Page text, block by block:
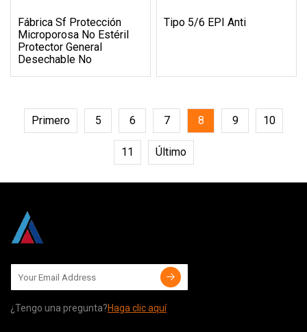
Fábrica Sf Protección
Microporosa No Estéril
Protector General
Desechable No
Tipo 5/6 EPI Anti
Primero 5 6 7 8 9 10
11 Último
¿Tengo una pregunta?Haga clic aquí